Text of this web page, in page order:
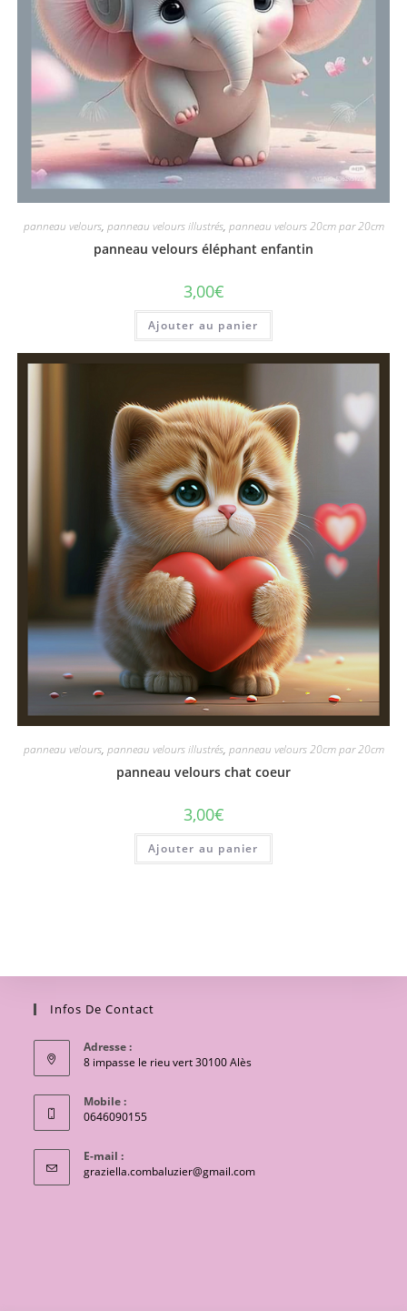
panneau velours, panneau velours illustrés, panneau velours 20cm par 20cm
panneau velours éléphant enfantin
3,00€
Ajouter au panier
panneau velours, panneau velours illustrés, panneau velours 20cm par 20cm
panneau velours chat coeur
3,00€
Ajouter au panier
Infos De Contact
Adresse :
8 impasse le rieu vert 30100 Alès
Mobile :
0646090155
E-mail :
graziella.combaluzier@gmail.comS’ouvre